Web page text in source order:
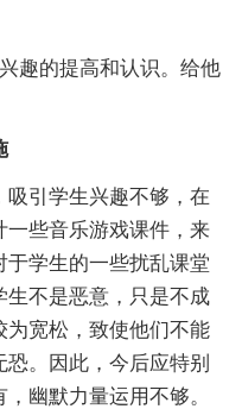
的提高和认识。给他
引学生兴趣不够，在
一些音乐游戏课件，来
学生的一些扰乱课堂
生不是恶意，只是不成
为宽松，致使他们不能
。因此，今后应特别
幽默力量运用不够。